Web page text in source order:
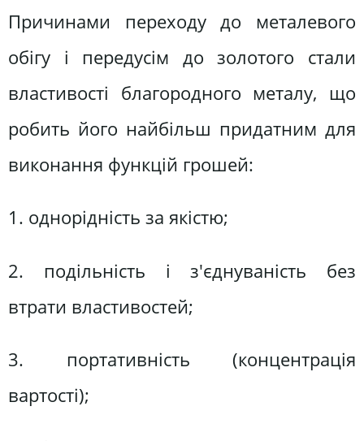
Причинами переходу до металевого
обігу і передусім до золотого стали
властивості благородного металу, що
робить його найбільш придатним для
виконання функцій грошей:
1. однорідність за якістю;
2. подільність і з'єднуваність без
втрати властивостей;
3. портативність (концентрація
вартості);